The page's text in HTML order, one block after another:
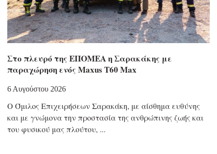
Στο πλευρό της ΕΠΟΜΕΑ η Σαρακάκης με
παραχώρηση ενός Maxus T60 Max
6 Αυγούστου 2026
Ο Όμιλος Επιχειρήσεων Σαρακάκη, με αίσθημα ευθύνης
και με γνώμονα την προστασία της ανθρώπινης ζωής και
του φυσικού μας πλούτου,